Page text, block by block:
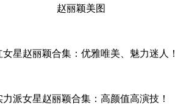
赵丽颖美图
女星赵丽颖合集：优雅唯美、魅力迷人！
力派女星赵丽颖合集：高颜值高演技！